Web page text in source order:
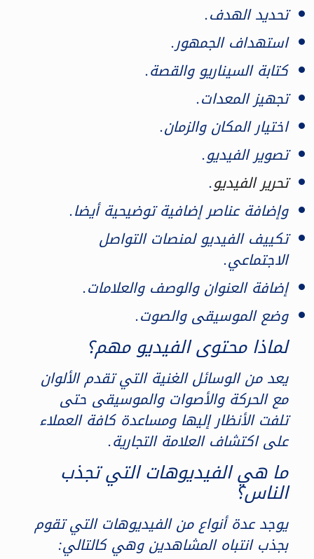
تحديد الهدف.
استهداف الجمهور.
كتابة السيناريو والقصة.
تجهيز المعدات.
اختيار المكان والزمان.
تصوير الفيديو.
تحرير الفيديو.
وإضافة عناصر إضافية توضيحية أيضا.
تكييف الفيديو لمنصات التواصل
الاجتماعي.
إضافة العنوان والوصف والعلامات.
وضع الموسيقى والصوت.
لماذا محتوى الفيديو مهم؟
يعد من الوسائل الغنية التي تقدم الألوان
مع الحركة والأصوات والموسيقى حتى
تلفت الأنظار إليها ومساعدة كافة العملاء
على اكتشاف العلامة التجارية.
ما هي الفيديوهات التي تجذب
الناس؟
يوجد عدة أنواع من الفيديوهات التي تقوم
بجذب انتباه المشاهدين وهي كالتالي: